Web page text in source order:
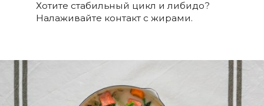
Хотите стабильный цикл и либидо?
Налаживайте контакт с жирами.